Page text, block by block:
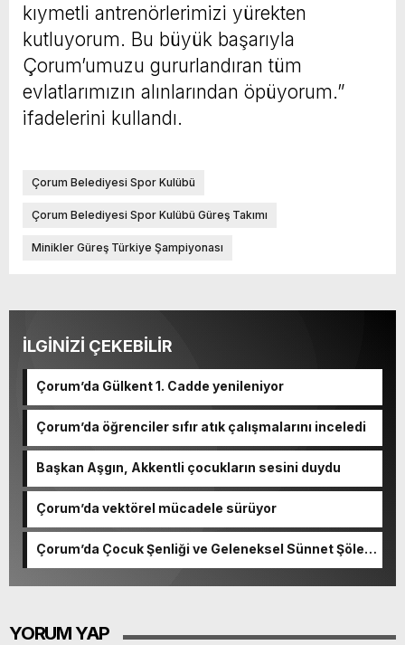
kıymetli antrenörlerimizi yürekten
kutluyorum. Bu büyük başarıyla
Çorum’umuzu gururlandıran tüm
evlatlarımızın alınlarından öpüyorum.”
ifadelerini kullandı.
Çorum Belediyesi Spor Kulübü
Çorum Belediyesi Spor Kulübü Güreş Takımı
Minikler Güreş Türkiye Şampiyonası
İLGİNİZİ ÇEKEBİLİR
Çorum’da Gülkent 1. Cadde yenileniyor
Çorum’da öğrenciler sıfır atık çalışmalarını inceledi
Başkan Aşgın, Akkentli çocukların sesini duydu
Çorum’da vektörel mücadele sürüyor
Çorum’da Çocuk Şenliği ve Geleneksel Sünnet Şöleni
YORUM YAP